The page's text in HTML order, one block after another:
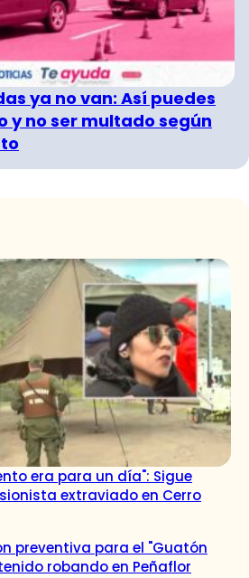
ya no van: Así puedes
y no ser multado según
era para un día": Sigue
extraviado en Cerro
preventiva para el "Guatón
robando en Peñaflor